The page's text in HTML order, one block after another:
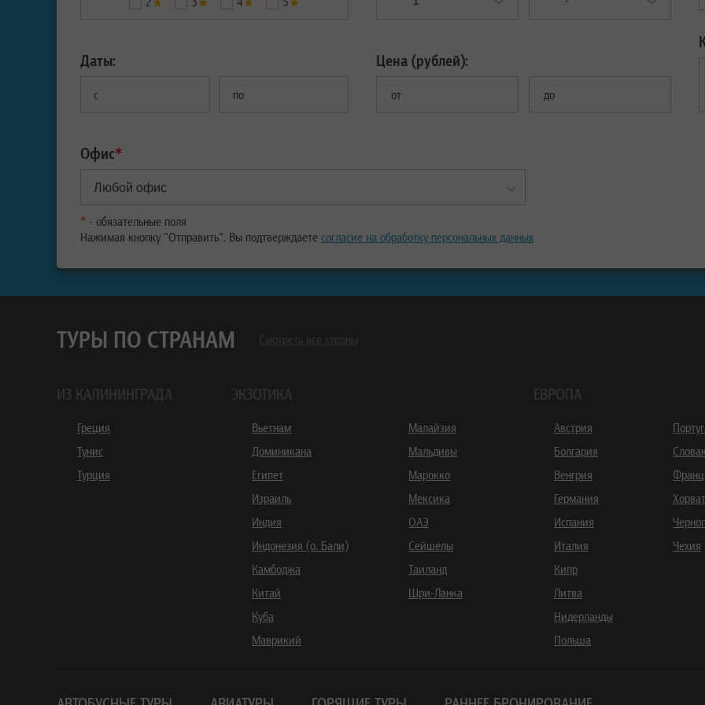
Даты:
с по
Цена (рублей):
от до
Офис*
* - обязательные поля
Нажимая кнопку "Отправить", Вы подтверждаете согласие на обработку персональных данных
ТУРЫ ПО СТРАНАМ Смотреть все страны
ИЗ КАЛИНИНГРАДА
Греция
Тунис
Турция
ЭКЗОТИКА
Вьетнам
Доминикана
Египет
Израиль
Индия
Индонезия (о. Бали)
Камбоджа
Китай
Куба
Маврикий
Малайзия
Мальдивы
Марокко
Мексика
ОАЭ
Сейшелы
Таиланд
Шри-Ланка
ЕВРОПА
Австрия
Болгария
Венгрия
Германия
Испания
Италия
Кипр
Литва
Нидерланды
Польша
Чехия